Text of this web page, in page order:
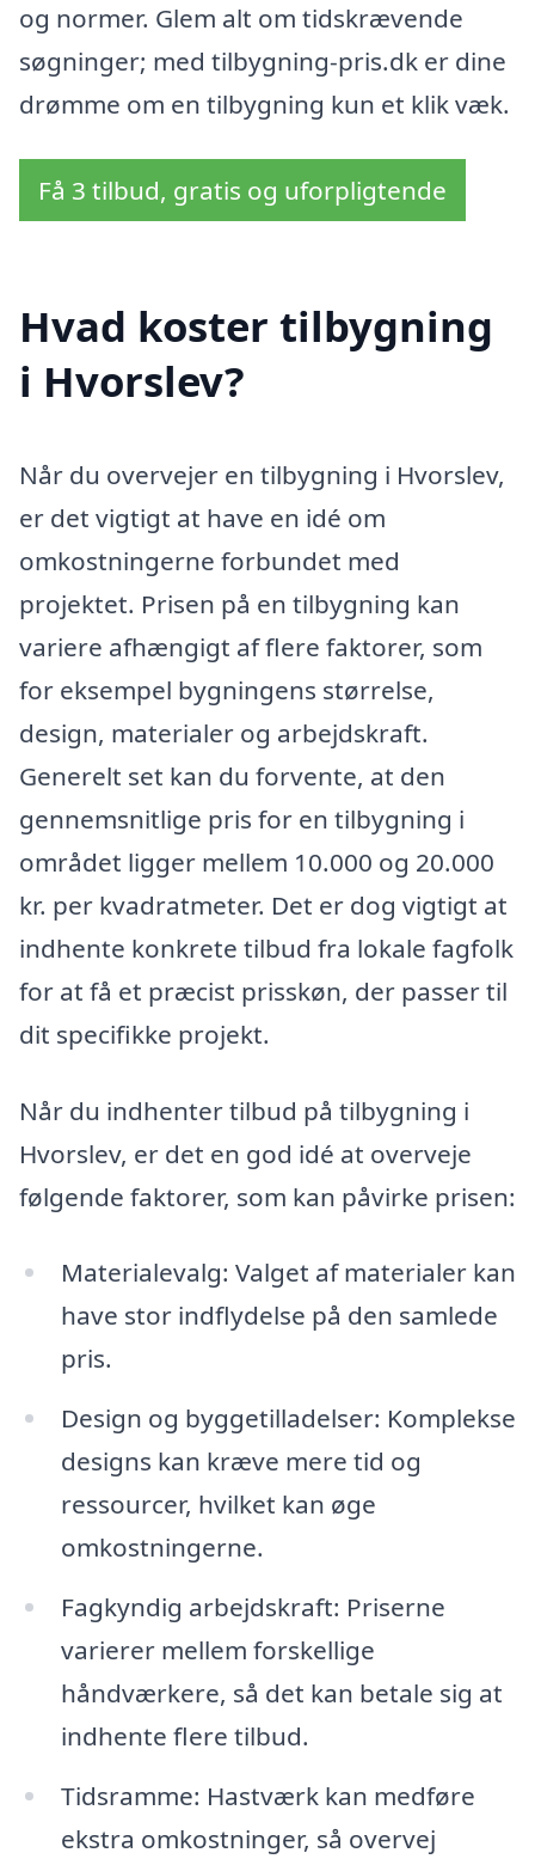
og normer. Glem alt om tidskrævende
søgninger; med tilbygning-pris.dk er dine
drømme om en tilbygning kun et klik væk.
Få 3 tilbud, gratis og uforpligtende
Hvad koster tilbygning
i Hvorslev?
Når du overvejer en tilbygning i Hvorslev,
er det vigtigt at have en idé om
omkostningerne forbundet med
projektet. Prisen på en tilbygning kan
variere afhængigt af flere faktorer, som
for eksempel bygningens størrelse,
design, materialer og arbejdskraft.
Generelt set kan du forvente, at den
gennemsnitlige pris for en tilbygning i
området ligger mellem 10.000 og 20.000
kr. per kvadratmeter. Det er dog vigtigt at
indhente konkrete tilbud fra lokale fagfolk
for at få et præcist prisskøn, der passer til
dit specifikke projekt.
Når du indhenter tilbud på tilbygning i
Hvorslev, er det en god idé at overveje
følgende faktorer, som kan påvirke prisen:
Materialevalg: Valget af materialer kan
have stor indflydelse på den samlede
pris.
Design og byggetilladelser: Komplekse
designs kan kræve mere tid og
ressourcer, hvilket kan øge
omkostningerne.
Fagkyndig arbejdskraft: Priserne
varierer mellem forskellige
håndværkere, så det kan betale sig at
indhente flere tilbud.
Tidsramme: Hastværk kan medføre
ekstra omkostninger, så overvej